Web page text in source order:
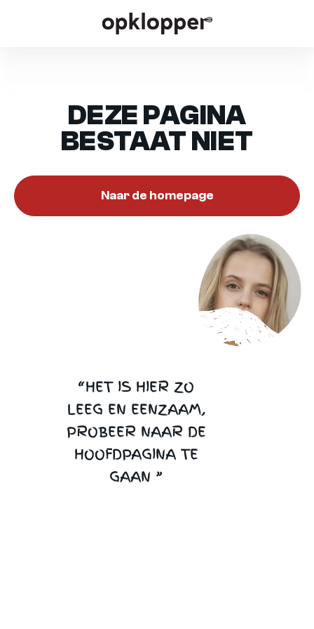
DEZE PAGINA
BESTAAT NIET
“HET IS HIER ZO
LEEG EN EENZAAM,
PROBEER NAAR DE
HOOFDPAGINA TE
GAAN ”
Naar de homepage